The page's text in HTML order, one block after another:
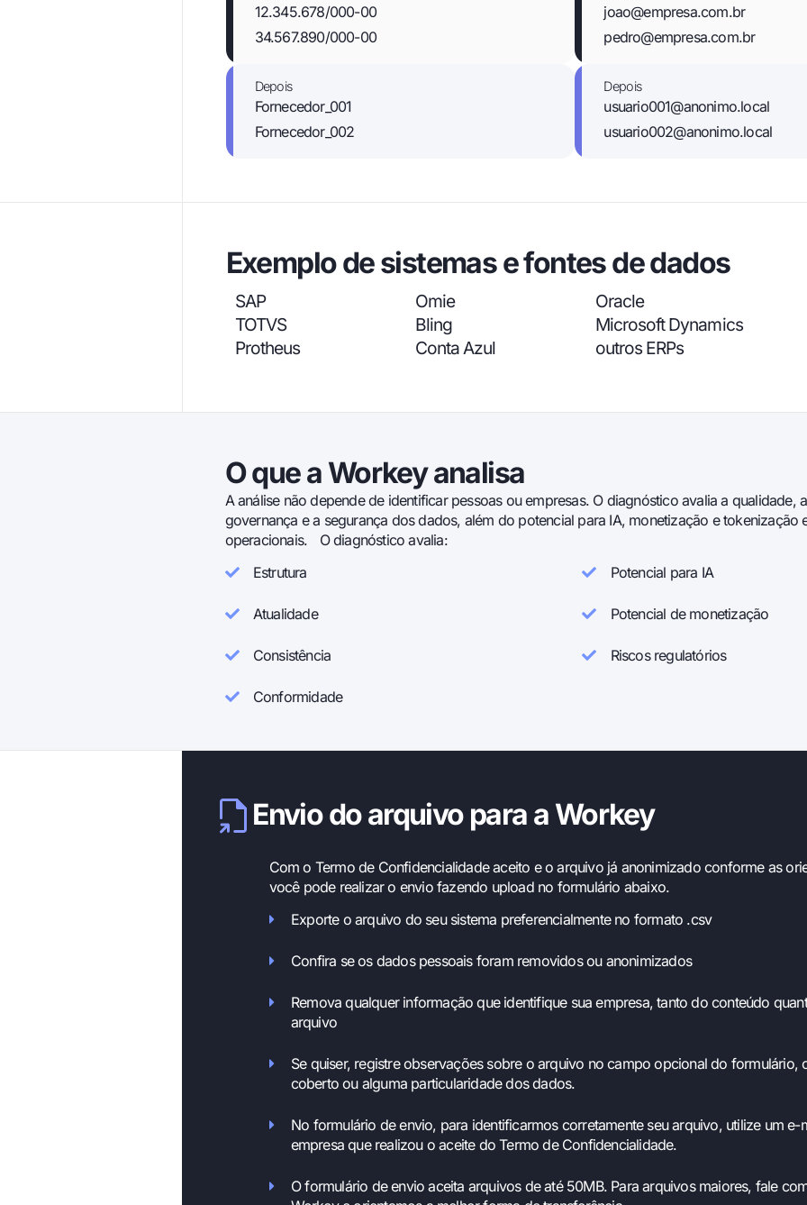
12.345.678/000-00
34.567.890/000-00
joao@empresa.com.br
pedro@empresa.com.br
Depois
Fornecedor_001
Fornecedor_002
Depois
usuario001@anonimo.local
usuario002@anonimo.local
Exemplo de sistemas e fontes de dados
SAP Omie
Oracle
TOTVS
Bling
Microsoft Dynamics
Protheus
Conta Azul outros ERPs
O que a Workey analisa
A análise não depende de identificar pessoas ou empresas. O diagnóstico avalia a qualidade,
governança e a segurança dos dados, além do potencial para IA, monetização e tokenização
operacionais. O diagnóstico avalia:
Estrutura
Atualidade
Consistência
Conformidade
Potencial para IA
Potencial de monetização
Riscos regulatórios
Envio do arquivo para a Workey
Com o Termo de Confidencialidade aceito e o arquivo já anonimizado conforme as
você pode realizar o envio fazendo upload no formulário abaixo.
Exporte o arquivo do seu sistema preferencialmente no formato .csv
Confira se os dados pessoais foram removidos ou anonimizados
Remova qualquer informação que identifique sua empresa, tanto do conteúdo
arquivo
Se quiser, registre observações sobre o arquivo no campo opcional do formulário,
coberto ou alguma particularidade dos dados.
No formulário de envio, para identificarmos corretamente seu arquivo, utilize um
empresa que realizou o aceite do Termo de Confidencialidade.
O formulário de envio aceita arquivos de até 50MB. Para arquivos maiores, fale